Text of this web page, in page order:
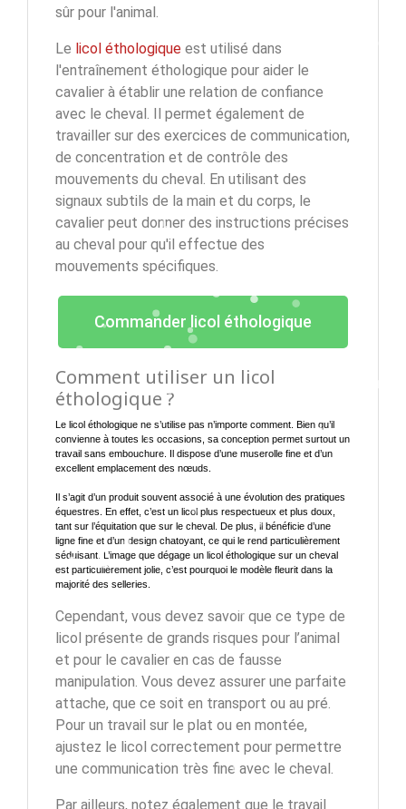
sûr pour l'animal.
Le licol éthologique est utilisé dans
l'entraînement éthologique pour aider le
cavalier à établir une relation de confiance
avec le cheval. Il permet également de
travailler sur des exercices de communication,
de concentration et de contrôle des
mouvements du cheval. En utilisant des
signaux subtils de la main et du corps, le
cavalier peut donner des instructions précises
au cheval pour qu'il effectue des
mouvements spécifiques.
Commander licol éthologique
Comment utiliser un licol
éthologique ?
Le licol éthologique ne s’utilise pas n’importe comment. Bien qu’il
convienne à toutes les occasions, sa conception permet surtout un
travail sans embouchure. Il dispose d’une muserolle fine et d’un
excellent emplacement des nœuds.
Il s’agit d’un produit souvent associé à une évolution des pratiques
équestres. En effet, c’est un licol plus respectueux et plus doux,
tant sur l’équitation que sur le cheval. De plus, il bénéficie d’une
ligne fine et d’un design chatoyant, ce qui le rend particulièrement
séduisant. L’image que dégage un licol éthologique sur un cheval
est particulièrement jolie, c’est pourquoi le modèle fleurit dans la
majorité des selleries.
Cependant, vous devez savoir que ce type de
licol présente de grands risques pour l’animal
et pour le cavalier en cas de fausse
manipulation. Vous devez assurer une parfaite
attache, que ce soit en transport ou au pré.
Pour un travail sur le plat ou en montée,
ajustez le licol correctement pour permettre
une communication très fine avec le cheval.
Par ailleurs, notez également que le travail